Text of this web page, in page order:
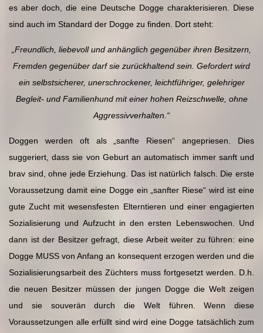
es aber doch, die eine Deutsche Dogge charakterisieren. Diese
sind auch im Standard der Dogge zu finden. Dort steht:
„Freundlich, liebevoll und anhänglich gegenüber ihren Besitzern,
Fremden gegenüber darf sie zurückhaltend sein. Gefordert wird
ein selbstsicherer, unerschrockener, leichtführiger, gelehriger
Begleit- und Familienhund mit einer hohen Reizschwelle, ohne
Aggressivverhalten.“
Doggen werden oft als „sanfte Riesen“ angepriesen. Dies
suggeriert, dass sie von Geburt an automatisch immer sanft und
brav sind, ohne jede Erziehung. Das ist natürlich falsch. Die erste
Voraussetzung damit eine Dogge ein „sanfter Riese“ wird ist eine
gute Zucht mit wesensfesten Elterntieren und einer engagierten
Sozialisierung und Aufzucht in den ersten Lebenswochen. Und
dann ist der Besitzer gefragt, diese Arbeit weiter zu führen: eine
Dogge MUSS von Anfang an konsequent erzogen werden und die
Sozialisierungsarbeit des Züchters muss fortgesetzt werden. D.h.
die neuen Besitzer müssen der jungen Dogge die Welt zeigen
und sie souverän durch die Welt führen. Wenn diese
Voraussetzungen alle erfüllt sind wird eine Dogge tatsächlich zum